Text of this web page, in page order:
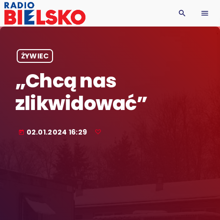
search menu
ŻYWIEC
„Chcą nas
zlikwidować”
today 02.01.2024 16:29